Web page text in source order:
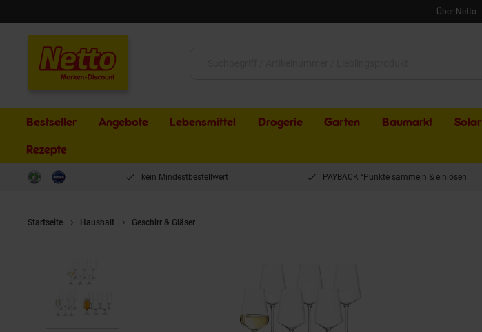
Über Netto
Bestseller Angebote Lebensmittel Drogerie Garten Baumarkt Solar
Rezepte
kein Mindestbestellwert PAYBACK °Punkte sammeln & einlösen
Startseite Haushalt Geschirr & Gläser